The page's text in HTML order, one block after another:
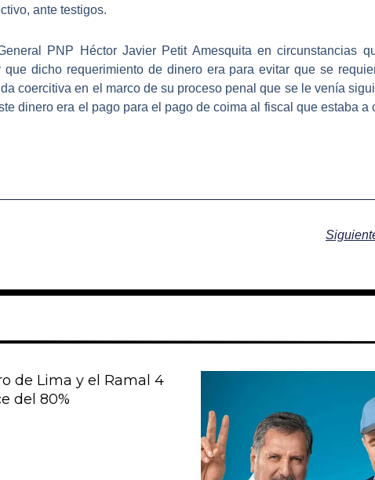
ante testigos.
PNP Héctor Javier Petit Amesquita en circunstancias
dicho requerimiento de dinero era para evitar que se
coercitiva en el marco de su proceso penal que se le venía
dinero era el pago para el pago de coima al fiscal que estaba a
de Lima y el Ramal 4
del 80%